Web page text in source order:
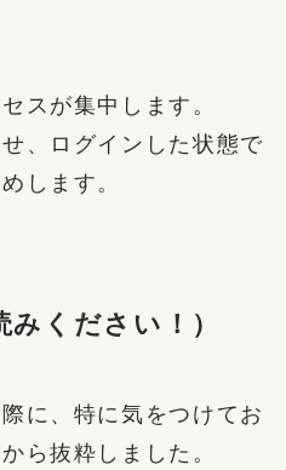
スが集中します。
、ログインした状態で
します。
ください！）
に、特に気をつけてお
ら抜粋しました。